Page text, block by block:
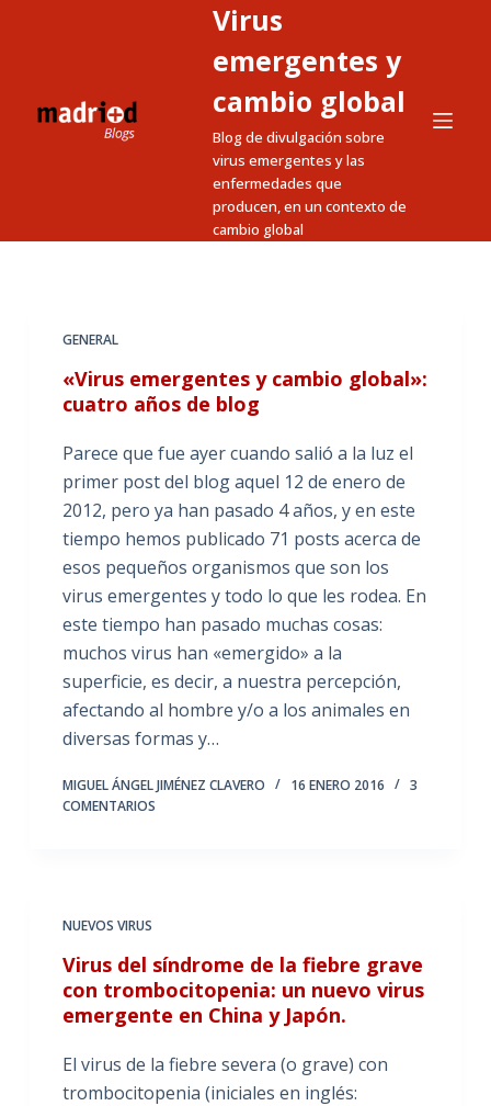
Virus
emergentes y
cambio global
Blog de divulgación sobre
virus emergentes y las
enfermedades que
producen, en un contexto de
cambio global
GENERAL
«Virus emergentes y cambio global»:
cuatro años de blog
Parece que fue ayer cuando salió a la luz el
primer post del blog aquel 12 de enero de
2012, pero ya han pasado 4 años, y en este
tiempo hemos publicado 71 posts acerca de
esos pequeños organismos que son los
virus emergentes y todo lo que les rodea. En
este tiempo han pasado muchas cosas:
muchos virus han «emergido» a la
superficie, es decir, a nuestra percepción,
afectando al hombre y/o a los animales en
diversas formas y…
MIGUEL ÁNGEL JIMÉNEZ CLAVERO 16 ENERO 2016
3
COMENTARIOS
NUEVOS VIRUS
Virus del síndrome de la fiebre grave
con trombocitopenia: un nuevo virus
emergente en China y Japón.
El virus de la fiebre severa (o grave) con
trombocitopenia (iniciales en inglés: